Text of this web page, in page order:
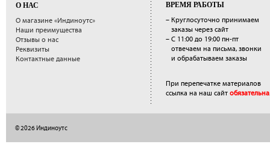
О НАС
О магазине «Индиноутс»
Наши преимущества
Отзывы о нас
Реквизиты
Контактные данные
ВРЕМЯ РАБОТЫ
– Круглосуточно принимаем
заказы через сайт
– С 11:00 до 19:00 пн-пт
отвечаем на письма, звонки
и обрабатываем заказы
При перепечатке материалов
ссылка на наш сайт обязательна.
© 2026 Индиноутс